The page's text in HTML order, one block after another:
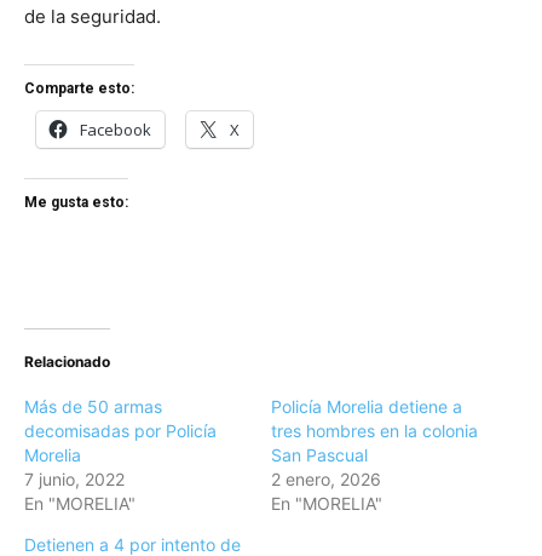
de la seguridad.
Comparte esto:
Facebook X
Me gusta esto:
Relacionado
Más de 50 armas
decomisadas por Policía
Morelia
7 junio, 2022
En "MORELIA"
Policía Morelia detiene a
tres hombres en la colonia
San Pascual
2 enero, 2026
En "MORELIA"
Detienen a 4 por intento de